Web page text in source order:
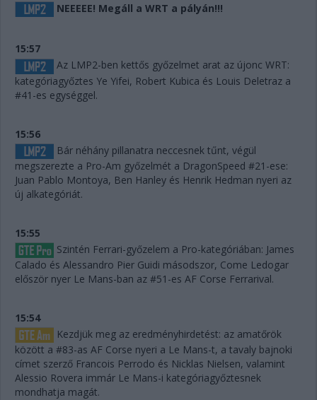
NEEEEE! Megáll a WRT a pályán!!!
15:57
Az LMP2-ben kettős győzelmet arat az újonc WRT:
kategóriagyőztes Ye Yifei, Robert Kubica és Louis Deletraz a
#41-es egységgel.
15:56
Bár néhány pillanatra neccesnek tűnt, végül
megszerezte a Pro-Am győzelmét a DragonSpeed #21-ese:
Juan Pablo Montoya, Ben Hanley és Henrik Hedman nyeri az
új alkategóriát.
15:55
Szintén Ferrari-győzelem a Pro-kategóriában: James
Calado és Alessandro Pier Guidi másodszor, Come Ledogar
először nyer Le Mans-ban az #51-es AF Corse Ferrarival.
15:54
Kezdjük meg az eredményhirdetést: az amatőrök
között a #83-as AF Corse nyeri a Le Mans-t, a tavaly bajnoki
címet szerző Francois Perrodo és Nicklas Nielsen, valamint
Alessio Rovera immár Le Mans-i kategóriagyőztesnek
mondhatja magát.